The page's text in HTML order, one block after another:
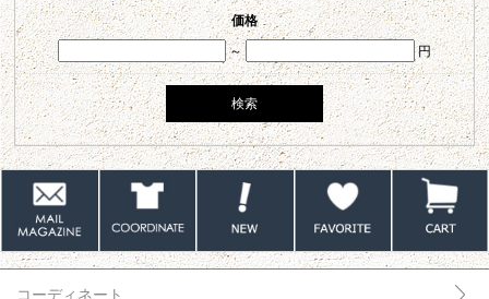
価格
～
円
コーディネート